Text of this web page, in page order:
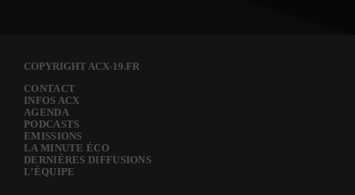
COPYRIGHT ACX-19.FR
CONTACT
INFOS ACX
AGENDA
PODCASTS
EMISSIONS
LA MINUTE ÉCO
DERNIÈRES DIFFUSIONS
L’ÉQUIPE